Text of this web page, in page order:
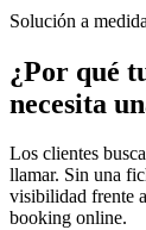
Solución a medida
¿Por qué
necesita
Los clientes
llamar. Sin una
visibilidad frente
booking online.